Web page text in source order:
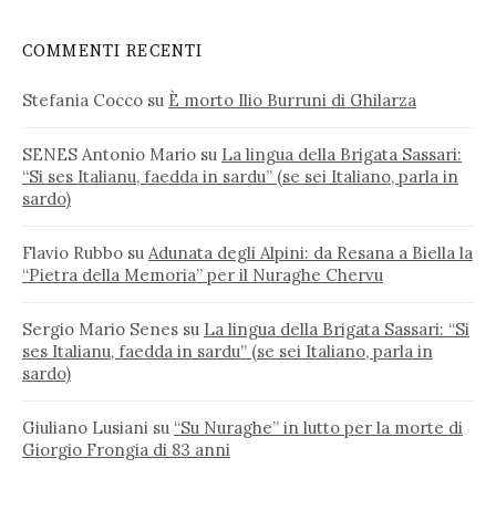
COMMENTI RECENTI
Stefania Cocco su È morto Ilio Burruni di Ghilarza
SENES Antonio Mario su La lingua della Brigata Sassari:
“Si ses Italianu, faedda in sardu” (se sei Italiano, parla in
sardo)
Flavio Rubbo su Adunata degli Alpini: da Resana a Biella la
“Pietra della Memoria” per il Nuraghe Chervu
Sergio Mario Senes su La lingua della Brigata Sassari: “Si
ses Italianu, faedda in sardu” (se sei Italiano, parla in
sardo)
Giuliano Lusiani su “Su Nuraghe” in lutto per la morte di
Giorgio Frongia di 83 anni